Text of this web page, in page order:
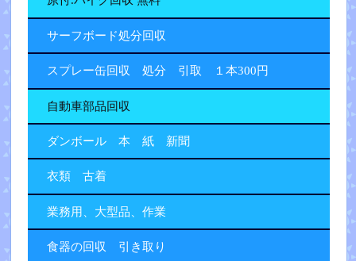
サーフボード処分回収
スプレー缶回収 処分 引取 １本300円
自動車部品回収
ダンボール 本 紙 新聞
衣類 古着
業務用、大型品、作業
食器の回収 引き取り